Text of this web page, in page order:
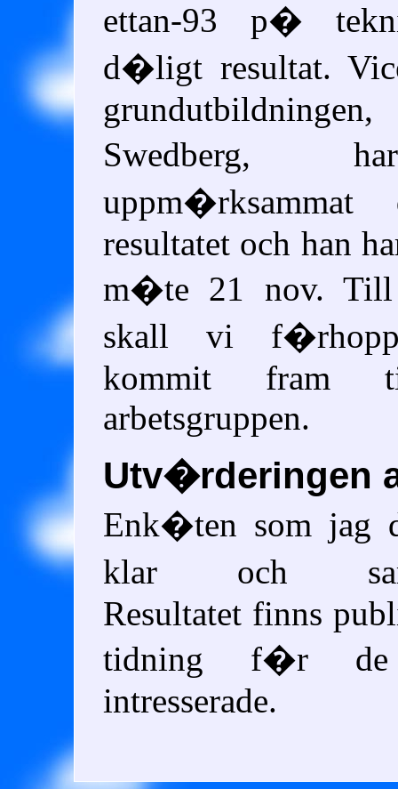
ettan-93 p�
d�ligt resultat.
Swedberg,
resultatet och han
m�te 21 nov. Till
skall vi
kommit
arbetsgruppen.
Utv�rderingen
Enk�ten som jag
klar och
Resultatet finns
tidning f�r
intresserade.